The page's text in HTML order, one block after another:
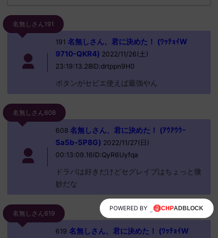
名無しさん191
191 名無しさん、君に決めた！ (ﾜｯﾁｮｲW
9710-QKR4) 2022/11/26(土)
23:19:13.28ID:drtppn9H0
ボタンがセビエ使えば最強やん
名無しさん608
608名無しさん、君に決めた！ (ｱｳｱｳｳｰ
Sa5b-5P8G) 2022/11/27(日)
00:13:09.16ID:QyR6Uyfqa
ドラパは好きだけどセグレイブはちょっと微
妙だな
名無しさん619
619 名無しさん、君に決めた！ (ﾜｯﾁｮｲW
POWERED BY